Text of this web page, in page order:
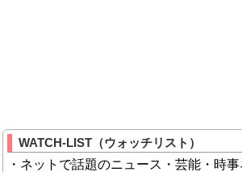
WATCH-LIST（ウォッチリスト）
・ネットで話題のニュース・芸能・時